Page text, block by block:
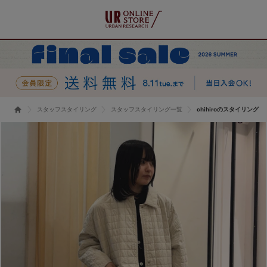
スタッフスタイリング スタッフスタイリング一覧 chihiroのスタイリング